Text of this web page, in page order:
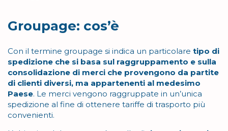
Groupage: cos’è
Con il termine groupage si indica un particolare tipo di
spedizione che si basa sul raggruppamento e sulla
consolidazione di merci che provengono da partite
di clienti diversi, ma appartenenti al medesimo
Paese. Le merci vengono raggruppate in un’unica
spedizione al fine di ottenere tariffe di trasporto più
convenienti.